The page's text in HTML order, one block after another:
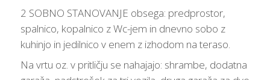
2 SOBNO STANOVANJE obsega: predprostor,
spalnico, kopalnico z Wc-jem in dnevno sobo z
kuhinjo in jedilnico v enem z izhodom na teraso.
Na vrtu oz. v pritličju se nahajajo: shrambe, dodatna